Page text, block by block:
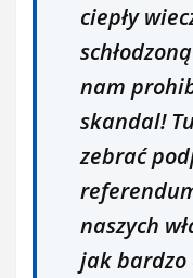
ciepły
nam
skandal!
zebrać
naszych
jak bardzo